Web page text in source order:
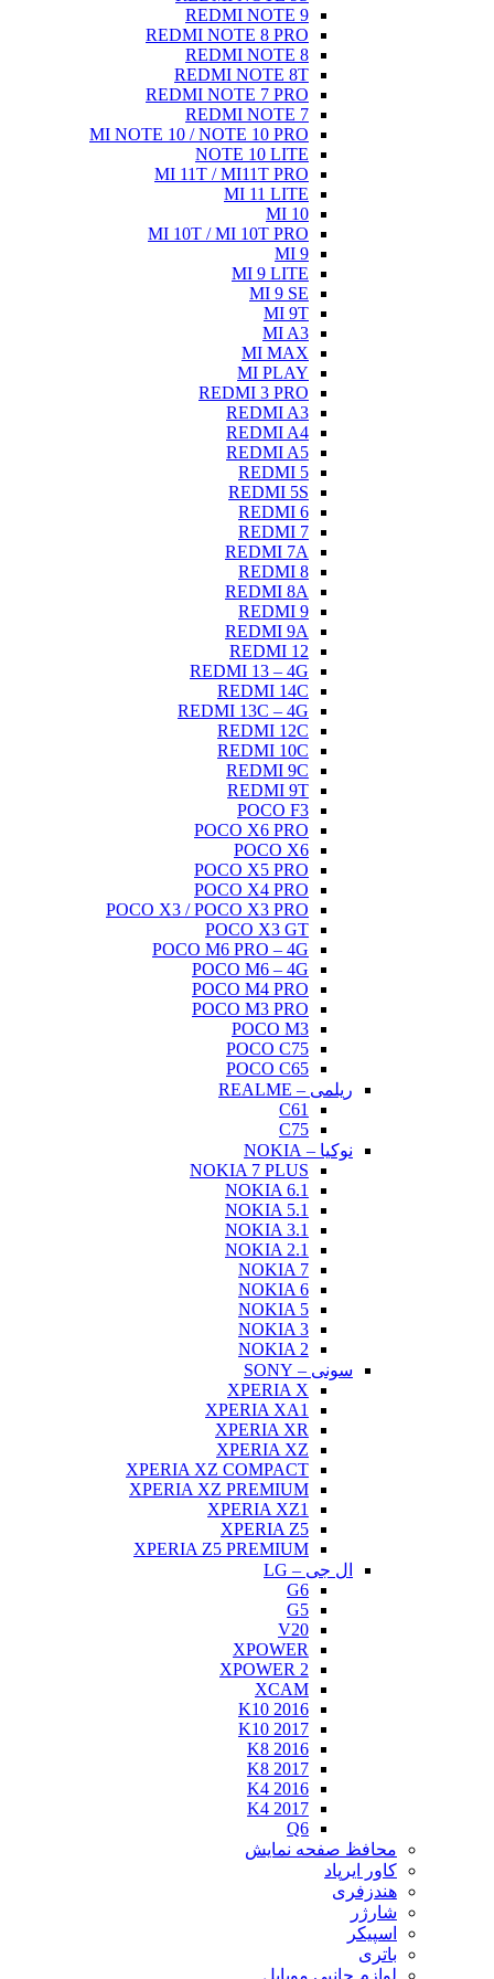
REDMI NOTE 9
REDMI NOTE 8 PRO
REDMI NOTE 8
REDMI NOTE 8T
REDMI NOTE 7 PRO
REDMI NOTE 7
MI NOTE 10 / NOTE 10 PRO
NOTE 10 LITE
MI 11T / MI11T PRO
MI 11 LITE
MI 10T / MI 10T PRO
MI 9 LITE
MI 9 SE
MI MAX
MI PLAY
REDMI 3 PRO
REDMI A3
REDMI A4
REDMI A5
REDMI 5
REDMI 5S
REDMI 6
REDMI 7
REDMI 7A
REDMI 8
REDMI 8A
REDMI 9
REDMI 9A
REDMI 12
REDMI 13 – 4G
REDMI 14C
REDMI 13C – 4G
REDMI 12C
REDMI 10C
REDMI 9C
REDMI 9T
POCO F3
POCO X6 PRO
POCO X6
POCO X5 PRO
POCO X4 PRO
POCO X3 / POCO X3 PRO
POCO X3 GT
POCO M6 PRO – 4G
POCO M6 – 4G
POCO M4 PRO
POCO M3 PRO
POCO M3
POCO C75
POCO C65
ریلمی – REALME
نوکیا – NOKIA
NOKIA 7 PLUS
NOKIA 6.1
NOKIA 5.1
NOKIA 3.1
NOKIA 2.1
NOKIA 7
NOKIA 6
NOKIA 5
NOKIA 3
NOKIA 2
سونی – SONY
XPERIA X
XPERIA XA1
XPERIA XR
XPERIA XZ
XPERIA XZ COMPACT
XPERIA XZ PREMIUM
XPERIA XZ1
XPERIA Z5
XPERIA Z5 PREMIUM
ال جی – LG
XPOWER
XPOWER 2
XCAM
K10 2016
K10 2017
K8 2016
K8 2017
K4 2016
K4 2017
محافظ صفحه نمایش
کاور ایرپاد
هندزفری
اسپیکر